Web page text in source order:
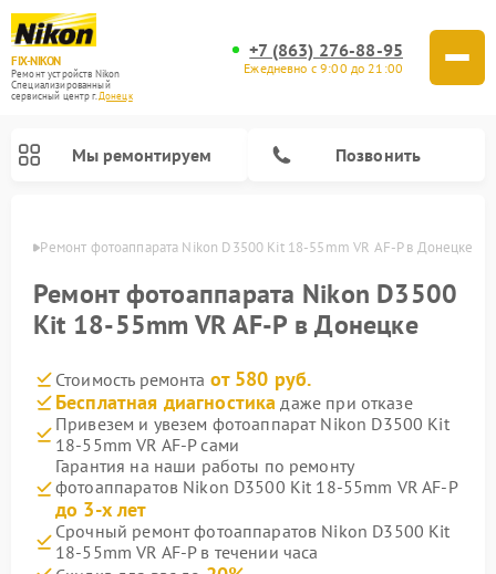
FIX-NIKON
Ремонт устройств Nikon
Специализированный
cервисный центр г.Донецк
+7 (863) 276-88-95
Ежедневно с 9:00 до 21:00
Мы ремонтируем Позвонить
Ремонт фотоаппарата Nikon D3500 Kit 18-55mm VR AF-P в Донецке
Ремонт фотоаппарата Nikon D3500
Kit 18-55mm VR AF-P в Донецке
Стоимость ремонта от 580 руб.
Бесплатная диагностика даже при отказе
Привезем и увезем фотоаппарат Nikon D3500 Kit
18-55mm VR AF-P сами
Гарантия на наши работы по ремонту
фотоаппаратов Nikon D3500 Kit 18-55mm VR AF-P
до 3-х лет
Срочный ремонт фотоаппаратов Nikon D3500 Kit
18-55mm VR AF-P в течении часа